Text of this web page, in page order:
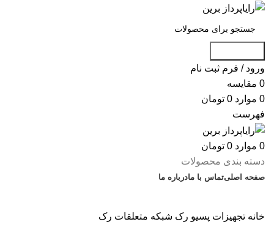
ورود / فرم ثبت نام
0 مقایسه
0 موارد 0 تومان
فهرست
0 موارد 0 تومان
دسته بندی محصولات
صفحه اصلیتماس با مادرباره ما
خانه تجهیزات پسیو رک شبکه متعلقات رک